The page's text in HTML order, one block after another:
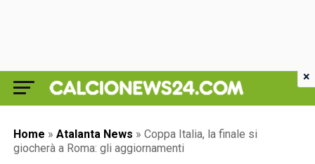
Home » Atalanta News » Coppa Italia, la finale si
giocherà a Roma: gli aggiornamenti
×